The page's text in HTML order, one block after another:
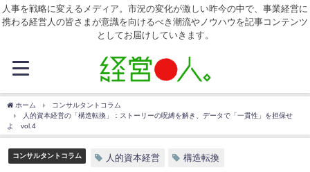
人事を戦略に変えるメディア。市況の変化が激しい昨今の中で、事業経営に
携わる経営人の皆さまが意識を向けるべき潮流やノウハウを記事コンテンツ
としてお届けしていきます。
ホーム
コンサルタントコラム
人的資本経営の「構造転換」：ストーリーの呪縛を解き、データで「一貫性」を担保せ
よ vol.4
コンサルタントコラム 人的資本経営 構造転換